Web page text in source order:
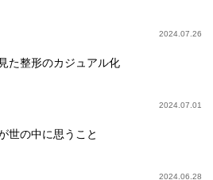
2024.07.26
た整形のカジュアル化
2024.07.01
世の中に思うこと
2024.06.28